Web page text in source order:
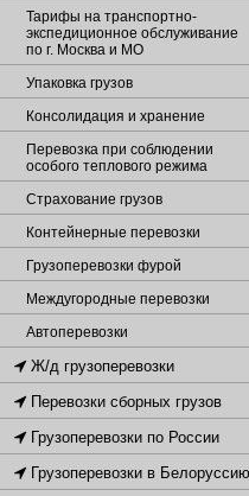
Тарифы на транспортно-
экспедиционное обслуживание
по г. Москва и МО
Упаковка грузов
Консолидация и хранение
Перевозка при соблюдении
особого теплового режима
Страхование грузов
Контейнерные перевозки
Грузоперевозки фурой
Междугородные перевозки
Автоперевозки
Ж/д грузоперевозки
Перевозки сборных грузов
Грузоперевозки по России
Грузоперевозки в Белоруссию